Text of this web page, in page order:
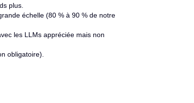
plus.
échelle (80 % à 90 % de notre
les LLMs appréciée mais non
obligatoire).